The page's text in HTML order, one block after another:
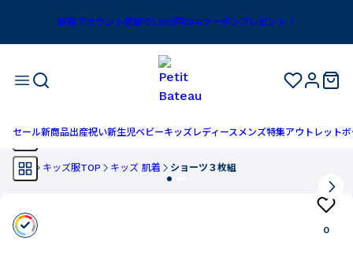
新規アカウント登録で1,100円OFFクーポンプレゼント！
セール新商品出産祝い新生児ベビーキッズ レディースメンズ特集アウトレットボ
TOP キッズ服TOP キッズ 肌着 ショーツ３枚組
0